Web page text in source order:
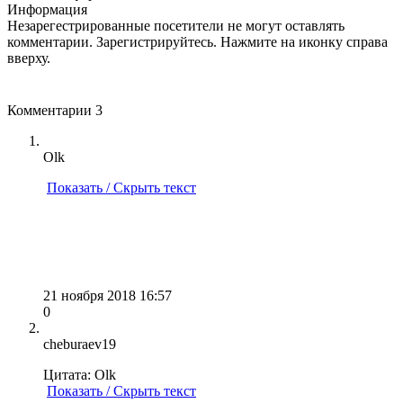
Информация
Незарегестрированные посетители не могут оставлять
комментарии. Зарегистрируйтесь. Нажмите на иконку справа
вверху.
Комментарии 3
Olk
Показать / Скрыть текст
21 ноября 2018 16:57
0
cheburaev19
Цитата: Olk
Показать / Скрыть текст